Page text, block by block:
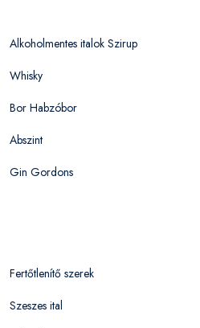
Alkoholmentes italok Szirup
Whisky
Bor Habzóbor
Abszint
Gin Gordons
Fertőtlenítő szerek
Szeszes ital